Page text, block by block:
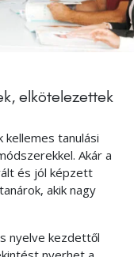
elkötelezettek
tanulási
Akár a
és jól képzett
akik nagy
nyelve kezdettől